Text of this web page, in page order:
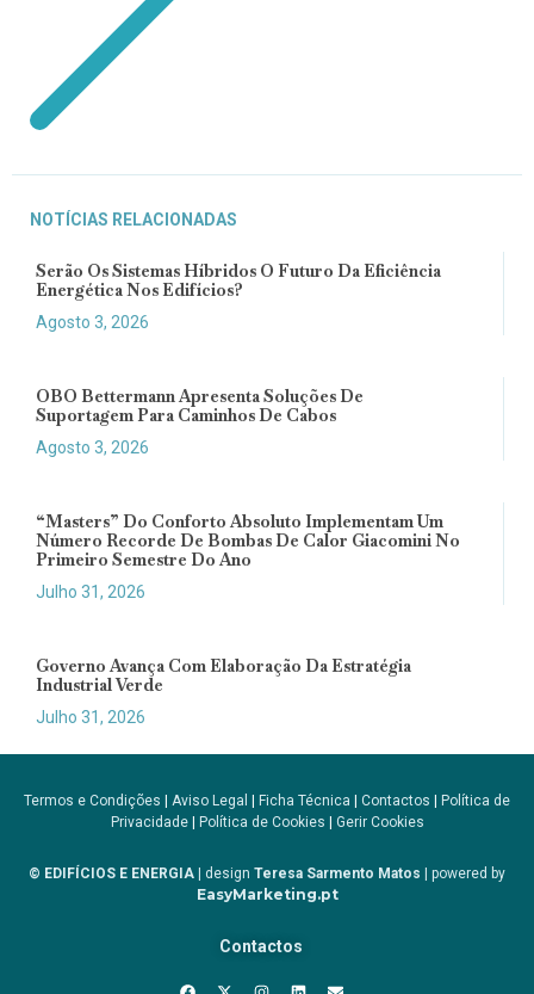
NOTÍCIAS RELACIONADAS
Serão Os Sistemas Híbridos O Futuro Da Eficiência
Energética Nos Edifícios?
Agosto 3, 2026
OBO Bettermann Apresenta Soluções De
Suportagem Para Caminhos De Cabos
Agosto 3, 2026
“Masters” Do Conforto Absoluto Implementam Um
Número Recorde De Bombas De Calor Giacomini No
Primeiro Semestre Do Ano
Julho 31, 2026
Governo Avança Com Elaboração Da Estratégia
Industrial Verde
Julho 31, 2026
Termos e Condições Aviso Legal Ficha Técnica Contactos
Política de
Privacidade| Política de Cookies Gerir Cookies
© EDIFÍCIOS E ENERGIA | design Teresa Sarmento Matos | powered by
EasyMarketing.pt
Contactos